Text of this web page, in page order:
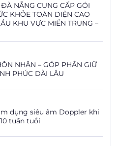
NẴNG CUNG CẤP GÓI
KHỎE TOÀN DIỆN CAO
KHU VỰC MIỀN TRUNG –
NHÂN – GÓP PHẦN GIỮ
PHÚC DÀI LÂU
dụng siêu âm Doppler khi
tuần tuổi